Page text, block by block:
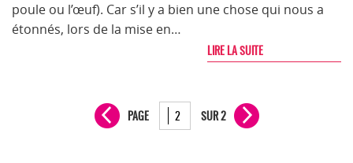
poule ou l’œuf). Car s’il y a bien une chose qui nous a
étonnés, lors de la mise en…
LIRE LA SUITE
PAGE SUR 2